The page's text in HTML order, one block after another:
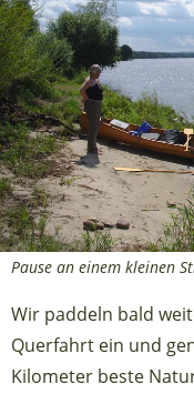
Pause an einem kleinen
Wir paddeln bald
Querfahrt ein und
Kilometer beste